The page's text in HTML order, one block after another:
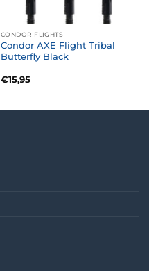
CONDOR FLIGHTS
Condor AXE Flight Tribal
Butterfly Black
€15,95